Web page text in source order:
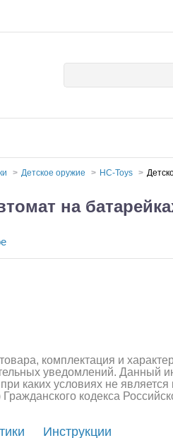
Автомодели для сборки
Детское оружие HC-Toys
на
комплектация и
уведомлений. Данный
каких условиях не
Гражданского кодекса
Инструкции